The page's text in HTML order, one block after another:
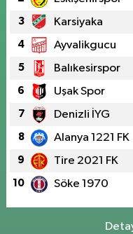
3 Karsiyaka
4 Ayvalikgucu
5 Balıkesirspor
6 Uşak Spor
7 Denizli İYG
8 Alanya 1221 FK
9 Tire 2021 FK
10 Söke 1970